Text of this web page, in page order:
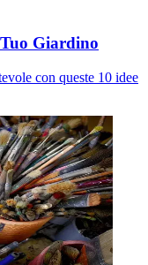
Giardino
con queste 10 idee